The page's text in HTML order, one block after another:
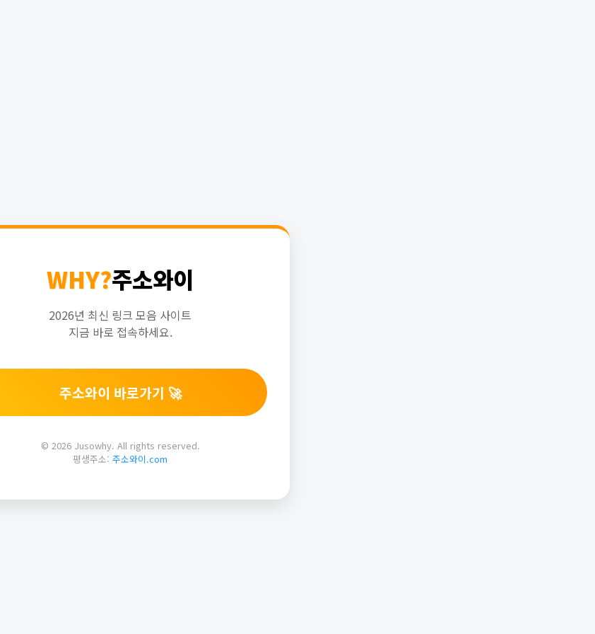
WHY?주소와이
2026년 최신 링크 모음 사이트
지금 바로 접속하세요.
주소와이 바로가기 🚀
© 2026 Jusowhy. All rights reserved.
평생주소: 주소와이.com